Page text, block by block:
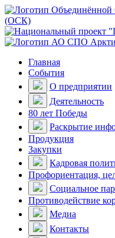
Главная
События
О предприятии
Деятельность
80 лет Победы
Раскрытие
Продукция
Закупки
Кадровая
Профориентация,
Социальное
Противодействие
Медиа
Контакты